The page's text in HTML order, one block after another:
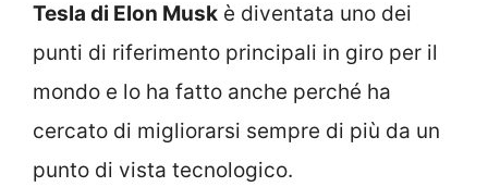
Tesla di Elon Musk è diventata uno dei
punti di riferimento principali in giro per il
mondo e lo ha fatto anche perché ha
cercato di migliorarsi sempre di più da un
punto di vista tecnologico.